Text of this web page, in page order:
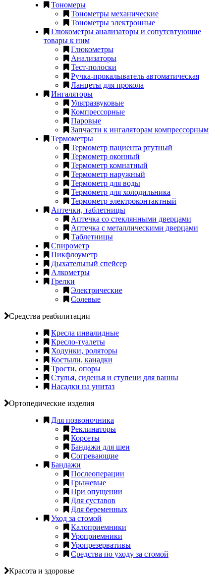
Тономеры
Тонометры механические
Тонометры электронные
Глюкометры анализаторы и сопутсвтующие
товары к ним
Глюкометры
Анализаторы
Тест-полоски
Ручка-прокалыватель автоматическая
Ланцеты для прокола
Ингаляторы
Ультразвуковые
Компрессорные
Паровые
Запчасти к ингаляторам компрессорным
Термометры
Термометр пациента ртутный
Термометр оконный
Термометр комнатный
Термометр наружный
Термометр для воды
Термометр для холодильника
Термометр электроконтактный
Аптечки, таблетницы
Аптечка со стеклянными дверцами
Аптечка с металлическими дверцами
Таблетницы
Спирометр
Пикфлоуметр
Дыхательный спейсер
Алкометры
Грелки
Электрические
Солевые
Средства реабилитации
Кресла инвалидные
Кресло-туалеты
Ходунки, роляторы
Костыли, канадки
Трости, опоры
Стулья, сиденья и ступени для ванны
Насадки на унитаз
Ортопедические изделия
Для позвоночника
Реклинаторы
Корсеты
Бандажи для шеи
Согревающие
Бандажи
Послеоперации
Грыжевые
При опущении
Для суставов
Для беременных
Уход за стомой
Калоприемники
Уроприемники
Уропрезервативы
Средства по уходу за стомой
Красота и здоровье